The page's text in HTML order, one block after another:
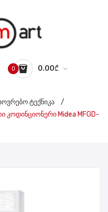
0 0.00₾
ტექნიკა
/
კოდინციონერი Midea MFGD-